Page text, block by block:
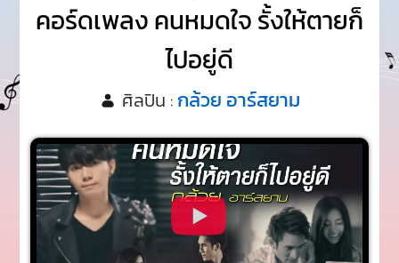
คอร์ดเพลง คนหมดใจ รั้งให้ตายก็
ไปอยู่ดี
ศิลปิน : กล้วย อาร์สยาม